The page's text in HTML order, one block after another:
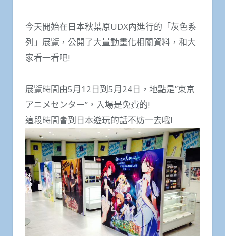
今天開始在日本秋葉原UDX內進行的「灰色系
列」展覽，公開了大量動畫化相關資料，和大
家看一看吧!
展覽時間由5月12日到5月24日，地點是”東京
アニメセンター”，入場是免費的!
這段時間會到日本遊玩的話不妨一去哦!